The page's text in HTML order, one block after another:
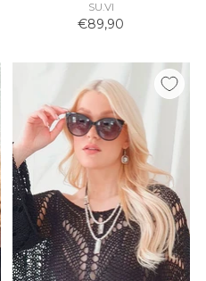
SU.VI
€89,90